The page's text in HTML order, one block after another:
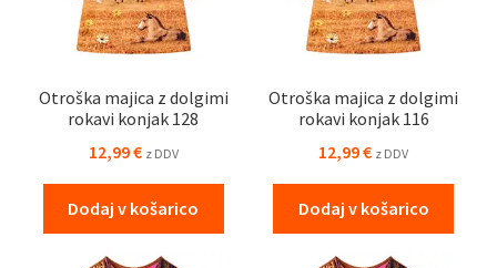
Otroška majica z dolgimi
rokavi konjak 128
12,99€ z DDV
Dodaj v košarico
Otroška majica z dolgimi
rokavi konjak 116
12,99€ z DDV
Dodaj v košarico